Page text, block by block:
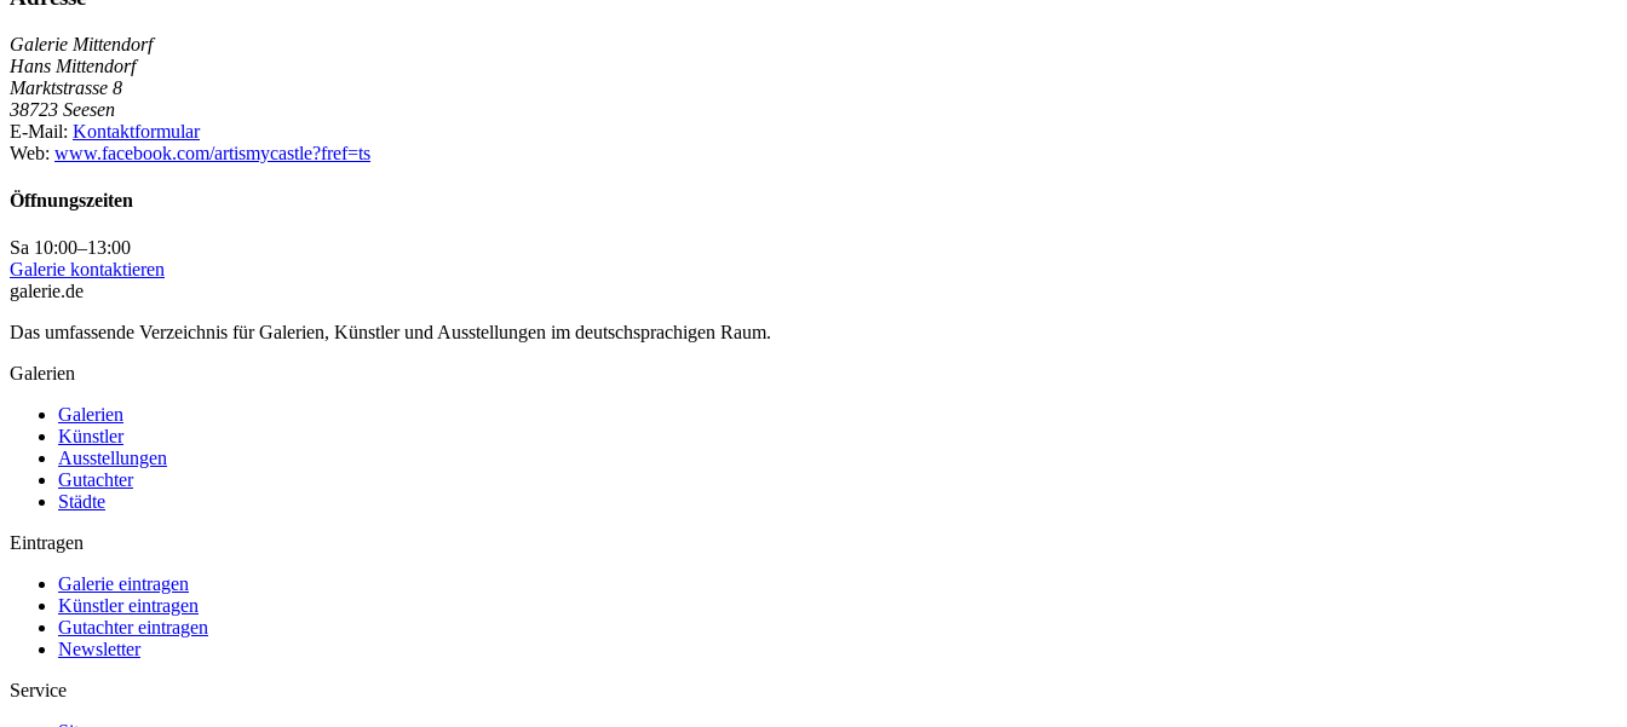
Galerie Mittendorf
Hans Mittendorf
Marktstrasse 8
38723 Seesen
E-Mail: Kontaktformular
Web: www.facebook.com/artismycastle?fref=ts
Öffnungszeiten
Sa 10:00–13:00
Galerie kontaktieren
galerie.de
Das umfassende Verzeichnis für Galerien, Künstler und Ausstellungen im deutschsprachigen Raum.
Galerien
Galerien
Künstler
Ausstellungen
Gutachter
Städte
Eintragen
Galerie eintragen
Künstler eintragen
Gutachter eintragen
Newsletter
Service